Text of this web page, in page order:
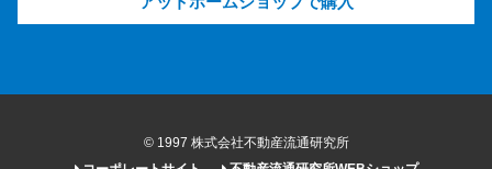
© 1997 株式会社不動産流通研究所